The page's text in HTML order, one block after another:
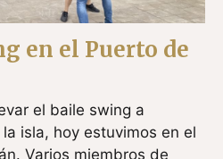
en el Puerto de
el baile swing a
isla, hoy estuvimos en el
Varios miembros de